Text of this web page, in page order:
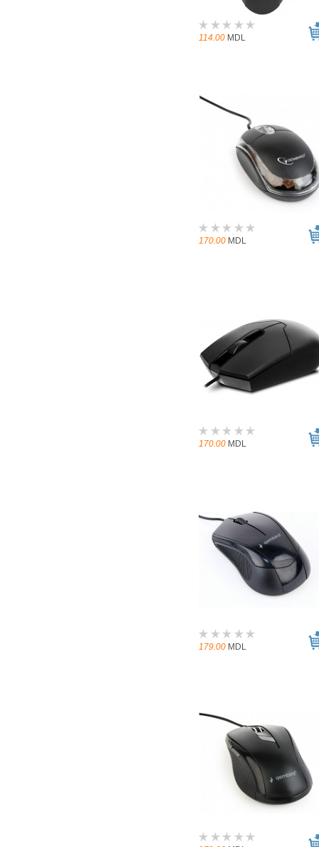
114.00 MDL
170.00 MDL
170.00 MDL
179.00 MDL